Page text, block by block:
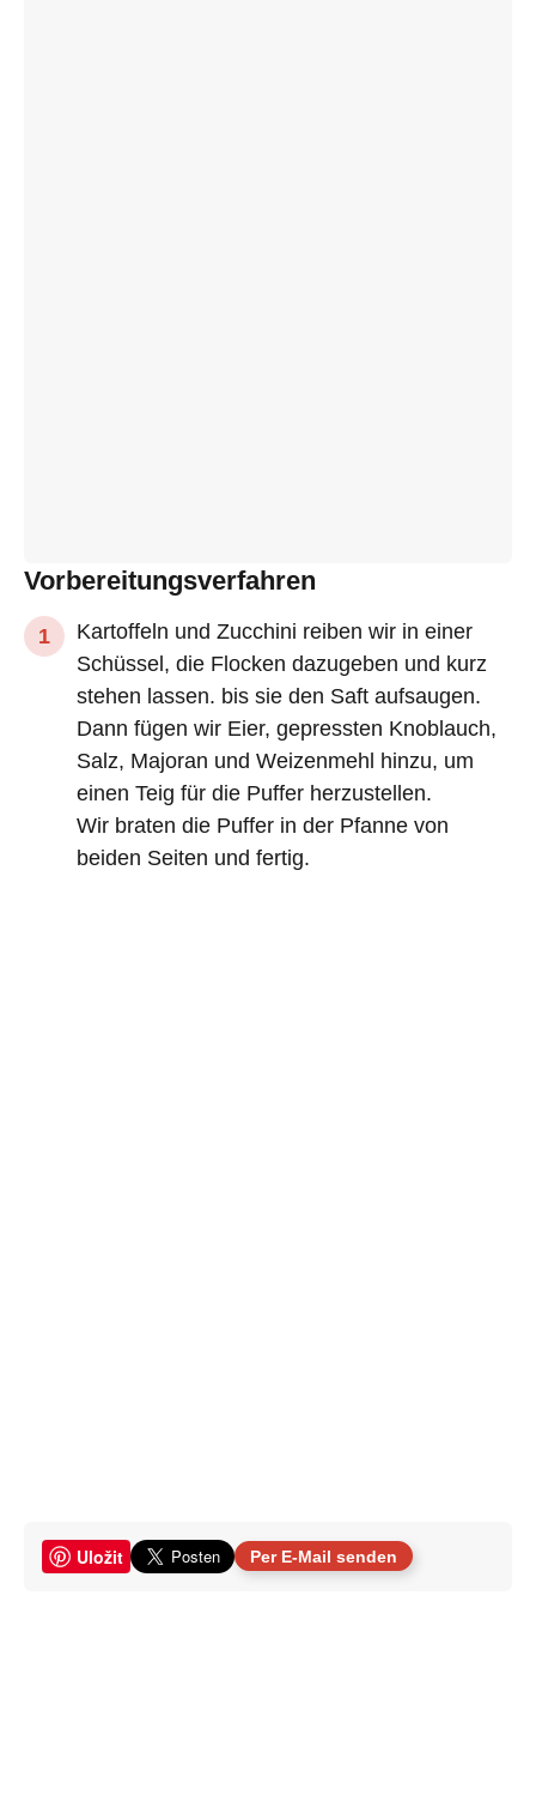
Vorbereitungsverfahren
Kartoffeln und Zucchini reiben wir in einer
Schüssel, die Flocken dazugeben und kurz
stehen lassen. bis sie den Saft aufsaugen.
Dann fügen wir Eier, gepressten Knoblauch,
Salz, Majoran und Weizenmehl hinzu, um
einen Teig für die Puffer herzustellen.
Wir braten die Puffer in der Pfanne von
beiden Seiten und fertig.
Uložit Per E-Mail senden